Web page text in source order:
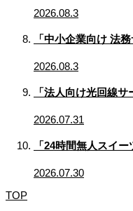
2026.08.3
「中小企業向け 法
2026.08.3
「法人向け光回線
2026.07.31
「24時間無人スイ
2026.07.30
TOP